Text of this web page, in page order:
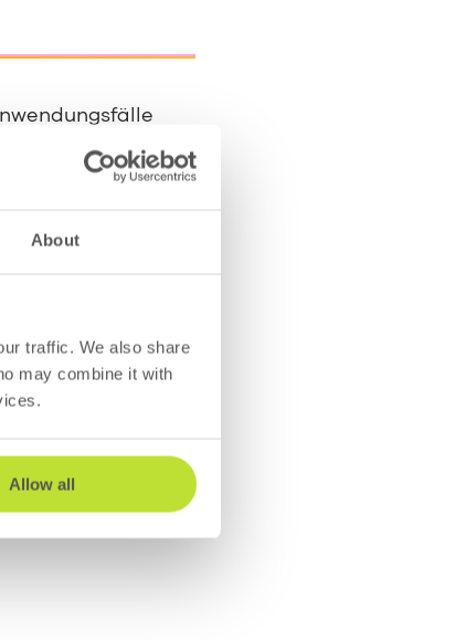
About
traffic. We also share
may combine it with
Allow all
einsetzen